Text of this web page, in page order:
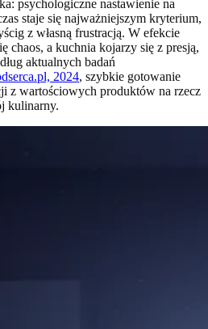
psychologiczne nastawienie na
staje się najważniejszym kryterium,
z własną frustracją. W efekcie
chaos, a kuchnia kojarzy się z presją,
aktualnych badań
2024, szybkie gotowanie
z wartościowych produktów na rzecz
kulinarny.